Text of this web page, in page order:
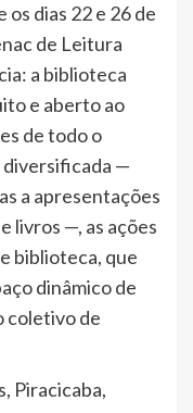
os dias 22 e 26 de
de Leitura
a biblioteca
e aberto ao
de todo o
diversificada —
a apresentações
livros —, as ações
biblioteca, que
dinâmico de
coletivo de
Piracicaba,